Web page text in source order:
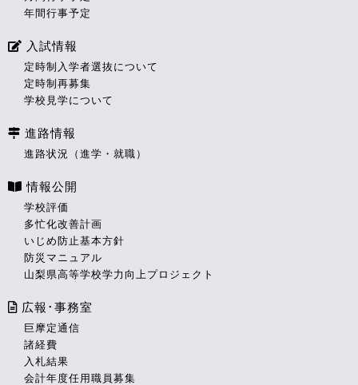
年間行事予定
入試情報
定時制入学者選抜について
定時制再募集
学校見学について
進路情報
進路状況（進学・就職）
情報公開
学校評価
多忙化改善計画
いじめ防止基本方針
防災マニュアル
山梨県高等学校学力向上プロジェクト
広報･事務室
巨摩定通信
諸経費
入札結果
会計年度任用職員募集